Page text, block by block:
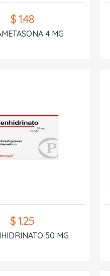
$ 1.48
4 MG
$ 1.25
50 MG